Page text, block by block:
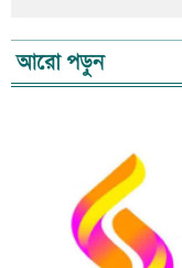
আরো পড়ুন